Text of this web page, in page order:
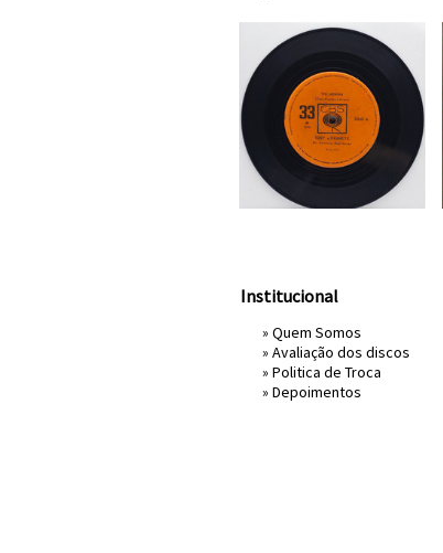
Institucional
» Quem Somos
» Avaliação dos discos
» Politica de Troca
» Depoimentos